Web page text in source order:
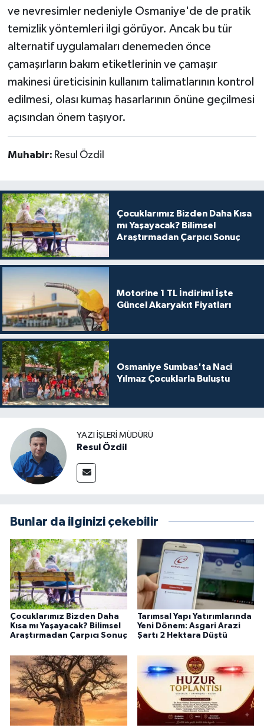
ve nevresimler nedeniyle Osmaniye'de de pratik
temizlik yöntemleri ilgi görüyor. Ancak bu tür
alternatif uygulamaları denemeden önce
çamaşırların bakım etiketlerinin ve çamaşır
makinesi üreticisinin kullanım talimatlarının kontrol
edilmesi, olası kumaş hasarlarının önüne geçilmesi
açısından önem taşıyor.
Muhabir: Resul Özdil
Çocuklarımız Bizden Daha Kısa
mı Yaşayacak? Bilimsel
Araştırmadan Çarpıcı Sonuç
Motorine 1 TL İndirim! İşte
Güncel Akaryakıt Fiyatları
Osmaniye Sumbas'ta Naci
Yılmaz Çocuklarla Buluştu
YAZI İŞLERI MÜDÜRÜ
Resul Özdil
Bunlar da ilginizi çekebilir
Çocuklarımız Bizden Daha
Kısa mı Yaşayacak? Bilimsel
Araştırmadan Çarpıcı Sonuç
Tarımsal Yapı Yatırımlarında
Yeni Dönem: Asgari Arazi
Şartı 2 Hektara Düştü